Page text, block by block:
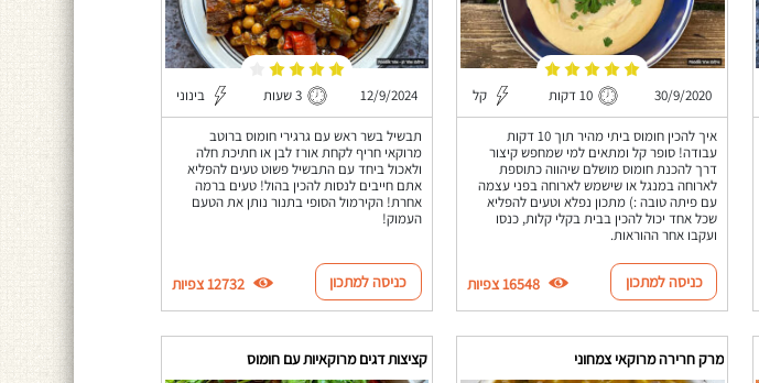
30/9/2020 10 דקות קל
איך להכין חומוס ביתי מהיר תוך 10 דקות
עבודה! סופר קל ומתאים למי שמחפש קיצור
דרך להכנת חומוס מושלם שיהווה כתוספת
לארוחה במנגל או שישמש לארוחה בפני עצמה
עם פיתה טובה :) מתכון נפלא וטעים להפליא
שכל אחד יכול להכין בבית בקלי קלות, כנסו
ועקבו אחר ההוראות.
כניסה למתכון 16548 צפיות
12/9/2024 3 שעות בינוני
תבשיל בשר ראש עם גרגירי חומוס ברוטב
מרוקאי חריף לקחת אורז לבן או חתיכת חלה
ולאכול ביחד עם התבשיל פשוט טעים להפליא
אתם חייבים לנסות להכין בהול! טעים ברמה
אחרת! הקירמול הסופי בתנור נותן את הטעם
העמוק!
כניסה למתכון 12732 צפיות
מרק חרירה מרוקאי צמחוני קציצות דגים מרוקאיות עם חומוס